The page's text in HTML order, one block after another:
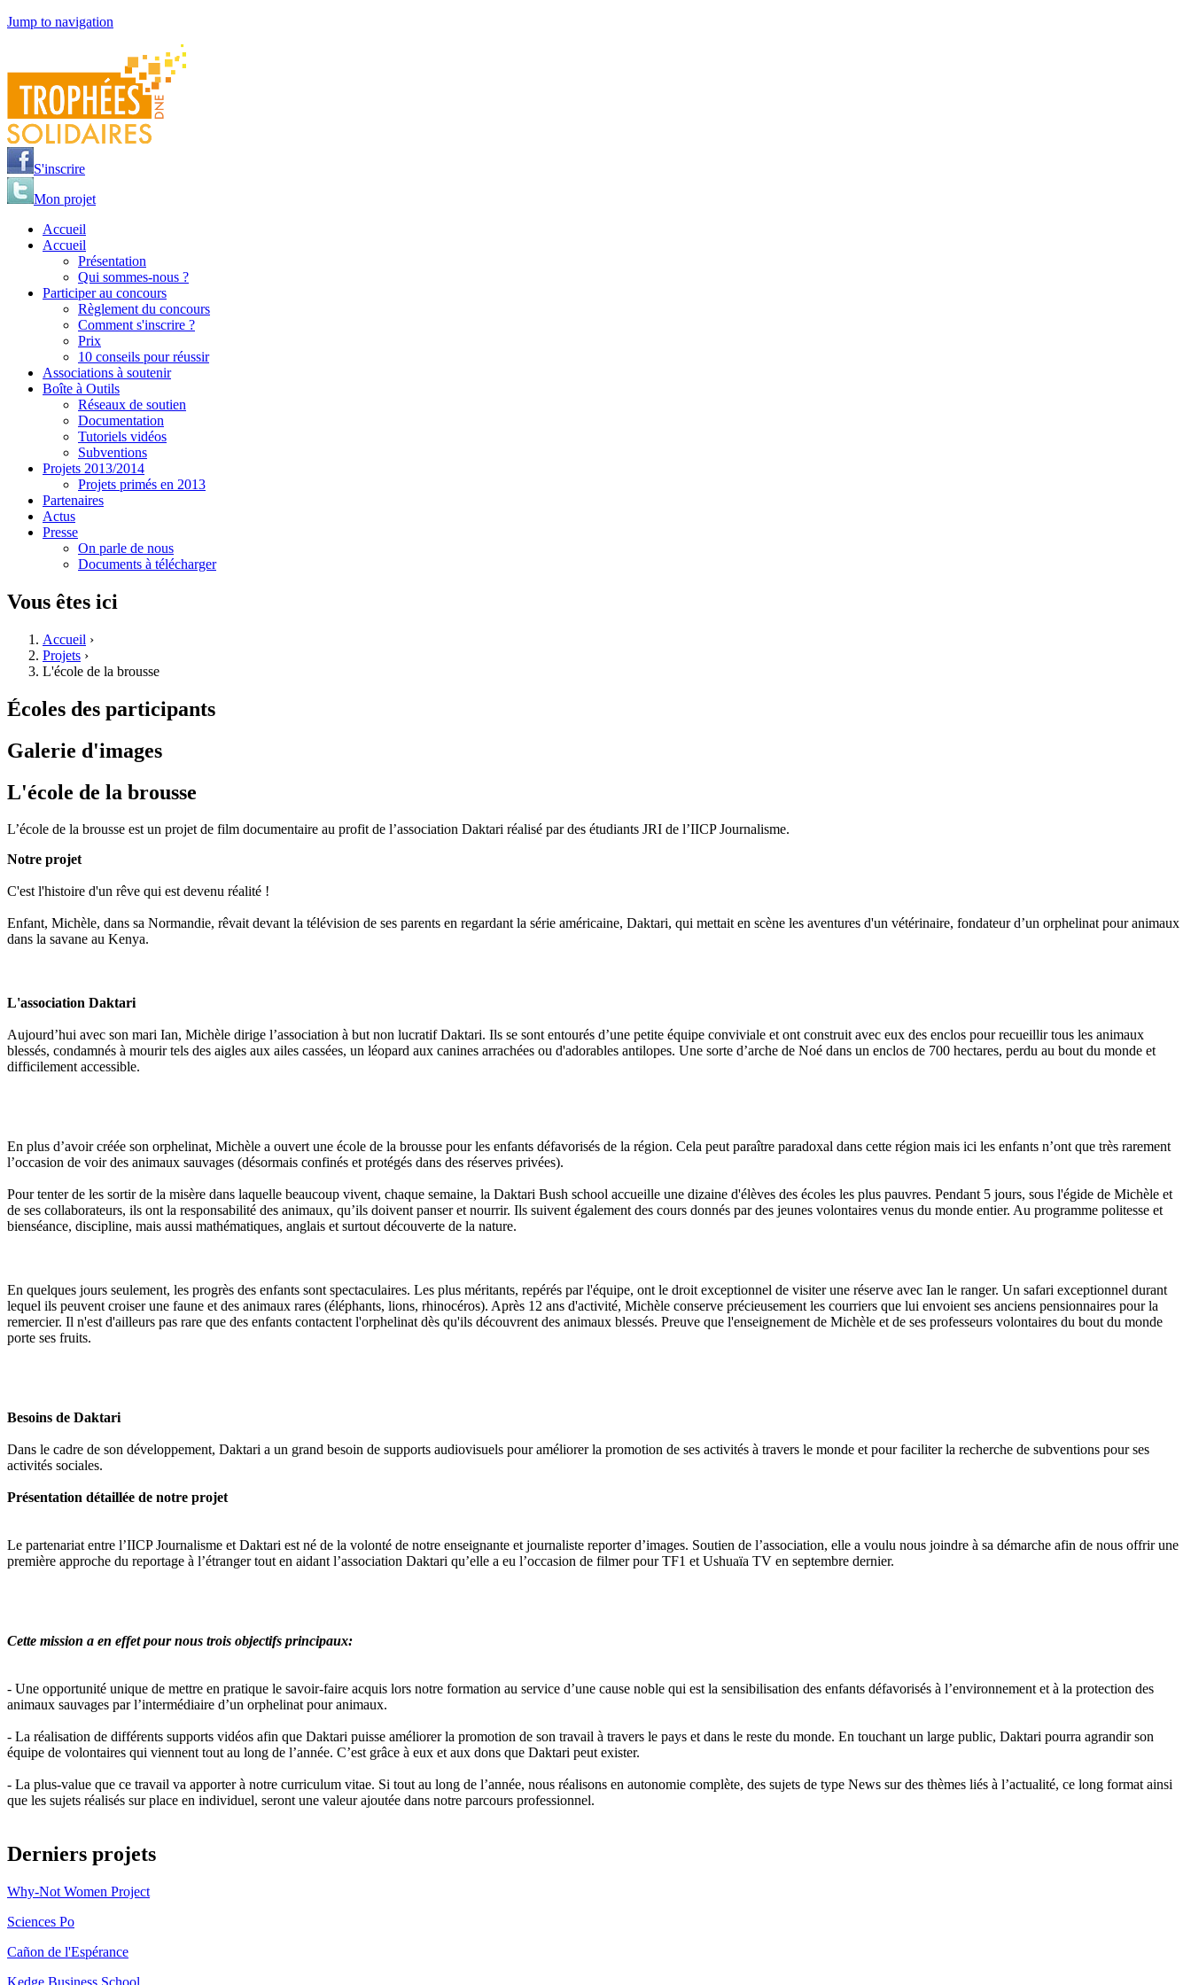
Jump to navigation
S'inscrire
Mon projet
Accueil
Accueil
Présentation
Qui sommes-nous ?
Participer au concours
Règlement du concours
Comment s'inscrire ?
Prix
10 conseils pour réussir
Associations à soutenir
Boîte à Outils
Réseaux de soutien
Documentation
Tutoriels vidéos
Subventions
Projets 2013/2014
Projets primés en 2013
Partenaires
Actus
Presse
On parle de nous
Documents à télécharger
Vous êtes ici
Accueil ›
Projets ›
L'école de la brousse
Écoles des participants
Galerie d'images
L'école de la brousse
L’école de la brousse est un projet de film documentaire au profit de l’association Daktari réalisé par des étudiants JRI de l’IICP Journalisme.
Notre projet
C'est l'histoire d'un rêve qui est devenu réalité !
Enfant, Michèle, dans sa Normandie, rêvait devant la télévision de ses parents en regardant la série américaine, Daktari, qui mettait en scène les aventures d'un vétérinaire, fondateur d’un orphelinat pour animaux
dans la savane au Kenya.
L'association Daktari
Aujourd’hui avec son mari Ian, Michèle dirige l’association à but non lucratif Daktari. Ils se sont entourés d’une petite équipe conviviale et ont construit avec eux des enclos pour recueillir tous les animaux
blessés, condamnés à mourir tels des aigles aux ailes cassées, un léopard aux canines arrachées ou d'adorables antilopes. Une sorte d’arche de Noé dans un enclos de 700 hectares, perdu au bout du monde et
difficilement accessible.
En plus d’avoir créée son orphelinat, Michèle a ouvert une école de la brousse pour les enfants défavorisés de la région. Cela peut paraître paradoxal dans cette région mais ici les enfants n’ont que très rarement
l’occasion de voir des animaux sauvages (désormais confinés et protégés dans des réserves privées).
Pour tenter de les sortir de la misère dans laquelle beaucoup vivent, chaque semaine, la Daktari Bush school accueille une dizaine d'élèves des écoles les plus pauvres. Pendant 5 jours, sous l'égide de Michèle et
de ses collaborateurs, ils ont la responsabilité des animaux, qu’ils doivent panser et nourrir. Ils suivent également des cours donnés par des jeunes volontaires venus du monde entier. Au programme politesse et
bienséance, discipline, mais aussi mathématiques, anglais et surtout découverte de la nature.
En quelques jours seulement, les progrès des enfants sont spectaculaires. Les plus méritants, repérés par l'équipe, ont le droit exceptionnel de visiter une réserve avec Ian le ranger. Un safari exceptionnel durant
lequel ils peuvent croiser une faune et des animaux rares (éléphants, lions, rhinocéros). Après 12 ans d'activité, Michèle conserve précieusement les courriers que lui envoient ses anciens pensionnaires pour la
remercier. Il n'est d'ailleurs pas rare que des enfants contactent l'orphelinat dès qu'ils découvrent des animaux blessés. Preuve que l'enseignement de Michèle et de ses professeurs volontaires du bout du monde
porte ses fruits.
Besoins de Daktari
Dans le cadre de son développement, Daktari a un grand besoin de supports audiovisuels pour améliorer la promotion de ses activités à travers le monde et pour faciliter la recherche de subventions pour ses
activités sociales.
Présentation détaillée de notre projet
Le partenariat entre l’IICP Journalisme et Daktari est né de la volonté de notre enseignante et journaliste reporter d’images. Soutien de l’association, elle a voulu nous joindre à sa démarche afin de nous offrir une
première approche du reportage à l’étranger tout en aidant l’association Daktari qu’elle a eu l’occasion de filmer pour TF1 et Ushuaïa TV en septembre dernier.
Cette mission a en effet pour nous trois objectifs principaux:
- Une opportunité unique de mettre en pratique le savoir-faire acquis lors notre formation au service d’une cause noble qui est la sensibilisation des enfants défavorisés à l’environnement et à la protection des
animaux sauvages par l’intermédiaire d’un orphelinat pour animaux.
- La réalisation de différents supports vidéos afin que Daktari puisse améliorer la promotion de son travail à travers le pays et dans le reste du monde. En touchant un large public, Daktari pourra agrandir son
équipe de volontaires qui viennent tout au long de l’année. C’est grâce à eux et aux dons que Daktari peut exister.
- La plus-value que ce travail va apporter à notre curriculum vitae. Si tout au long de l’année, nous réalisons en autonomie complète, des sujets de type News sur des thèmes liés à l’actualité, ce long format ainsi
que les sujets réalisés sur place en individuel, seront une valeur ajoutée dans notre parcours professionnel.
Derniers projets
Why-Not Women Project
Sciences Po
Cañon de l'Espérance